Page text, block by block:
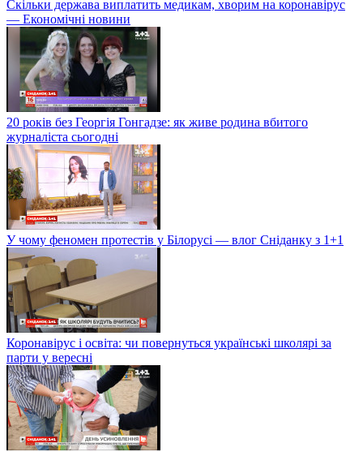
Скільки держава виплатить медикам, хворим на коронавірус
— Економічні новини
20 років без Георгія Гонгадзе: як живе родина вбитого
журналіста сьогодні
У чому феномен протестів у Білорусі — влог Сніданку з 1+1
Коронавірус і освіта: чи повернуться українські школярі за
парти у вересні